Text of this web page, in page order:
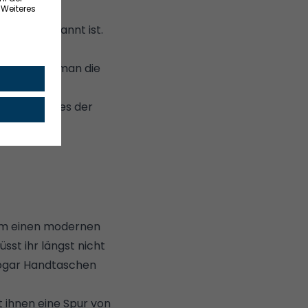
bekannt ist.
man die
eines der
einen modernen
ihr längst nicht
Handtaschen
eine Spur von